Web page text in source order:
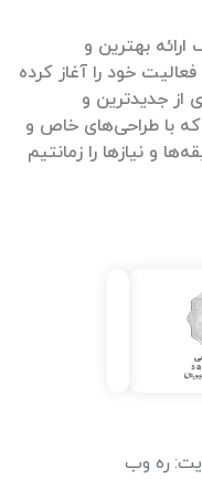
بهترین و
خود را آغاز کرده
از جدیدترین و
که با طراحی‌های خاص و
و نیازها را زمانتیم
: ره وب